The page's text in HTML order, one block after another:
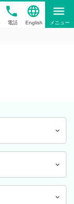
phone
電話
language
English
menu
メニュー